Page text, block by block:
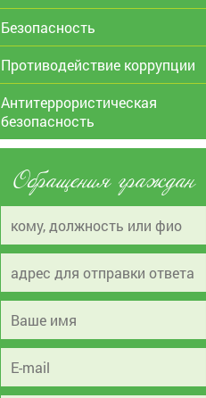
Безопасность
Противодействие коррупции
Антитеррористическая
безопасность
Обращения граждан